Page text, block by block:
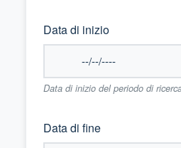
Data di inizio
Data di inizio del periodo di
Data di fine